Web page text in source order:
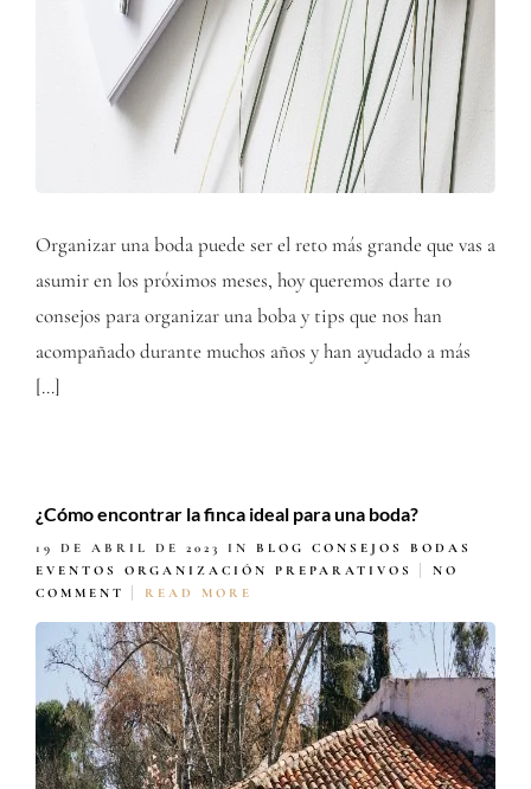
Organizar una boda puede ser el reto más grande que vas a
asumir en los próximos meses, hoy queremos darte 10
consejos para organizar una boba y tips que nos han
acompañado durante muchos años y han ayudado a más
[…]
¿Cómo encontrar la finca ideal para una boda?
19 DE ABRIL DE 2023 IN BLOG
CONSEJOS BODAS
EVENTOS
ORGANIZACIÓN PREPARATIVOS
NO
COMMENT
READ MORE